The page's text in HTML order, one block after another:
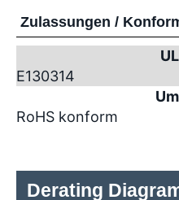
Zulassungen /
E130314
RoHS konform
Derating